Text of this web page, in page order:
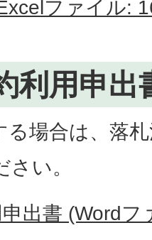
ファイル:
利用申出
る場合は、落
い。
出書 (Word